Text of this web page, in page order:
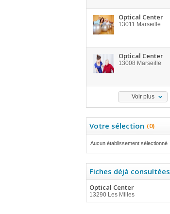
Optical Center
13011 Marseille
Optical Center
13008 Marseille
Voir plus
Votre sélection (0)
Aucun établissement sélectionné
Fiches déjà consultées
Optical Center
13290 Les Milles